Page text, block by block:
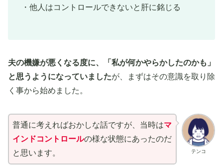
・他人はコントロールできないと肝に銘じる
夫の機嫌が悪くなる度に、「私が何かやらかしたのかも」
と思うようになっていましたが、まずはその意識を取り除
く事から始めました。
テンコ
普通に考えればおかしな話ですが、当時はマ
インドコントロールの様な状態にあったのだ
と思います。